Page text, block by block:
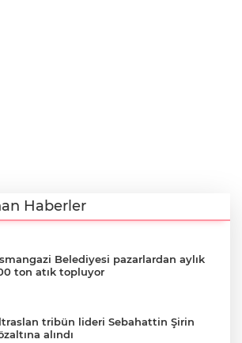
Haberler
Belediyesi pazarlardan aylık
ton atık topluyor
tribün lideri Sebahattin Şirin
alındı